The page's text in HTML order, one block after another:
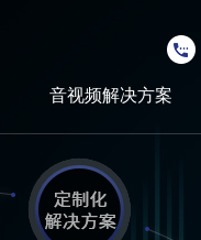
音视频解决方案